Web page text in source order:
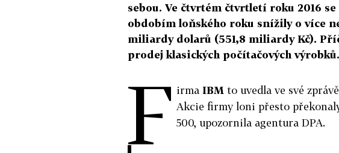
sebou. Ve čtvrtém čtvrtletí roku 2016
obdobím loňského roku snížily o více
miliardy dolarů (551,8 miliardy Kč).
prodej klasických počítačových výrobků.
F irma IBM to uvedla ve své
Akcie firmy loni přesto
500, upozornila agentura DPA.